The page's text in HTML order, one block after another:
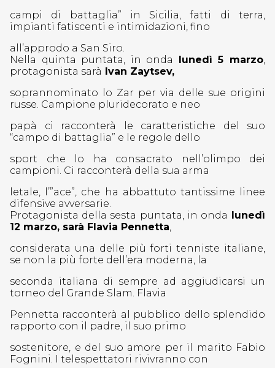
campi di battaglia” in Sicilia, fatti di terra,
impianti fatiscenti e intimidazioni, fino
all’approdo a San Siro.
Nella quinta puntata, in onda lunedì 5 marzo,
protagonista sarà Ivan Zaytsev,
soprannominato lo Zar per via delle sue origini
russe. Campione pluridecorato e neo
papà ci racconterà le caratteristiche del suo
“campo di battaglia” e le regole dello
sport che lo ha consacrato nell’olimpo dei
campioni. Ci racconterà della sua arma
letale, l’”ace”, che ha abbattuto tantissime linee
difensive avversarie.
Protagonista della sesta puntata, in onda lunedì
12 marzo, sarà Flavia Pennetta,
considerata una delle più forti tenniste italiane,
se non la più forte dell’era moderna, la
seconda italiana di sempre ad aggiudicarsi un
torneo del Grande Slam. Flavia
Pennetta racconterà al pubblico dello splendido
rapporto con il padre, il suo primo
sostenitore, e del suo amore per il marito Fabio
Fognini. I telespettatori rivivranno con